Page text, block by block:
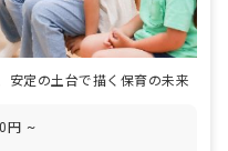
安定の土台で描く保育の未来
円 ~